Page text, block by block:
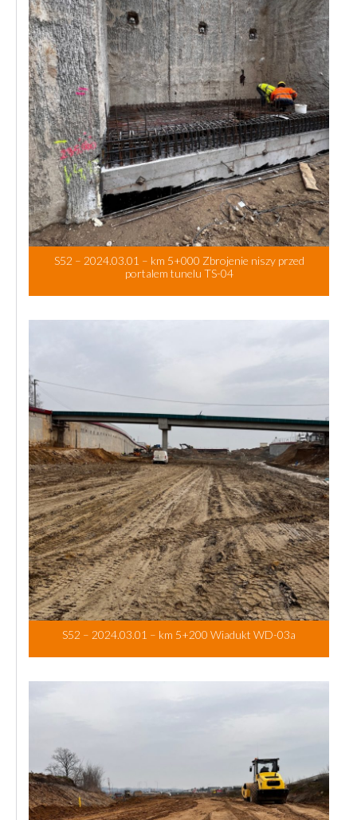
S52 – 2024.03.01 – km 5+000 Zbrojenie niszy przed
portalem tunelu TS-04
S52 – 2024.03.01 – km 5+200 Wiadukt WD-03a